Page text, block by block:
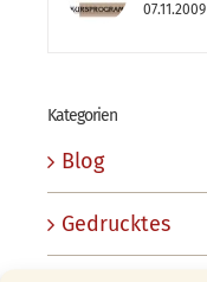
07.11.2009
Kategorien
Blog
Gedrucktes